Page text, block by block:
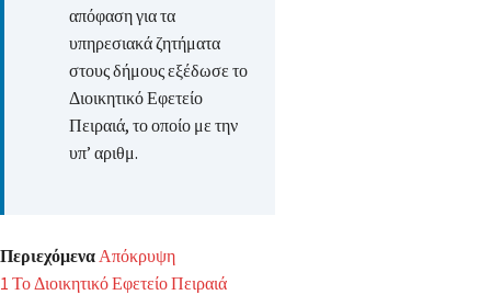
απόφαση για τα
υπηρεσιακά ζητήματα
στους δήμους εξέδωσε το
Διοικητικό Εφετείο
Πειραιά, το οποίο με την
υπ’ αριθμ.
Περιεχόμενα Απόκρυψη
1 Το Διοικητικό Εφετείο Πειραιά